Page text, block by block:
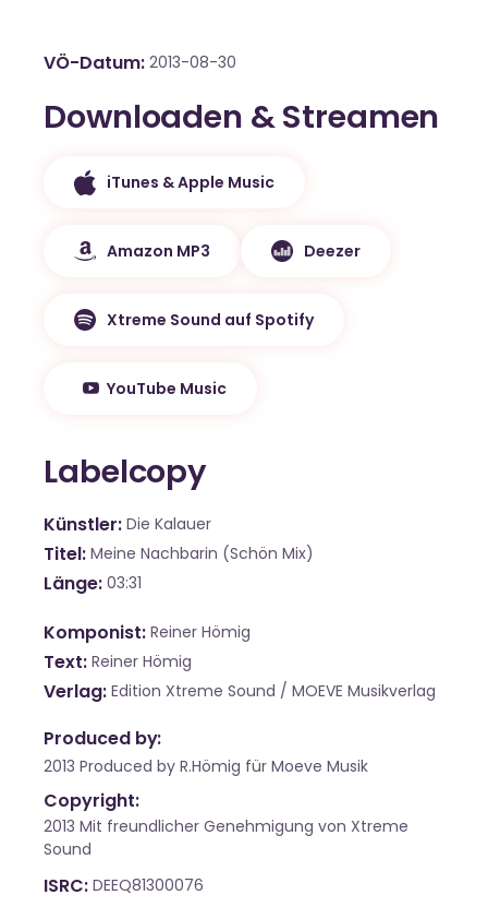
VÖ-Datum 2013-08-30
Downloaden & Streamen
iTunes & Apple Music
Amazon MP3 Deezer
Xtreme Sound auf Spotify
YouTube Music
Labelcopy
Künstler Die Kalauer
Titel Meine Nachbarin (Schön Mix)
Länge 03:31
Komponist Reiner Hömig
Text Reiner Hömig
Verlag Edition Xtreme Sound / MOEVE Musikverlag
Produced by:
2013 Produced by R.Hömig für Moeve Musik
Copyright:
2013 Mit freundlicher Genehmigung von Xtreme
Sound
ISRC DEEQ81300076